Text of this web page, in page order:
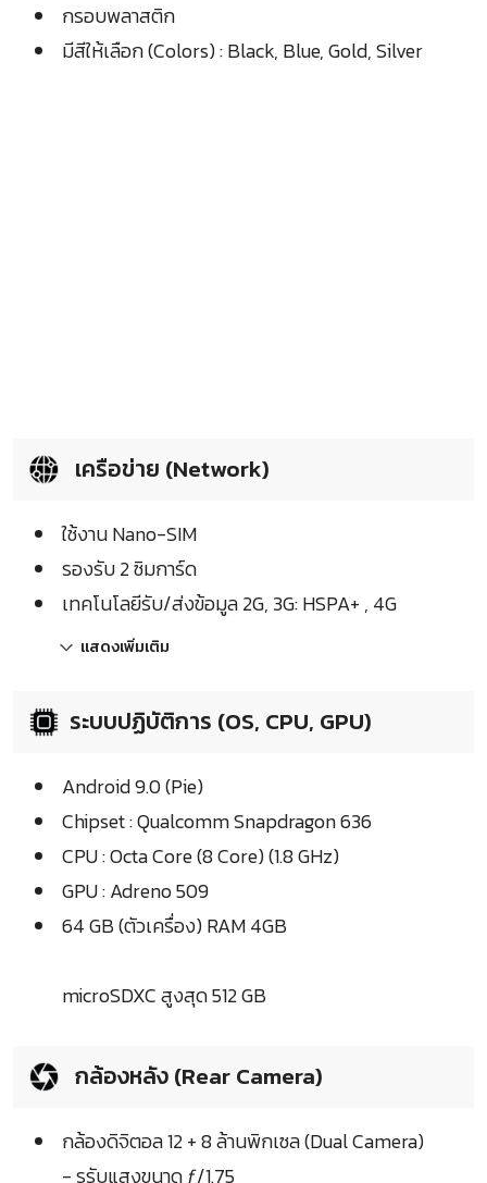
กรอบพลาสติก
มีสีให้เลือก (Colors) : Black, Blue, Gold, Silver
เครือข่าย (Network)
ใช้งาน Nano-SIM
รองรับ 2 ซิมการ์ด
เทคโนโลยีรับ/ส่งข้อมูล 2G, 3G: HSPA+ , 4G
แสดงเพิ่มเติม
ระบบปฏิบัติการ (OS, CPU, GPU)
Android 9.0 (Pie)
Chipset : Qualcomm Snapdragon 636
CPU : Octa Core (8 Core) (1.8 GHz)
GPU : Adreno 509
64 GB (ตัวเครื่อง) RAM 4GB
microSDXC สูงสุด 512 GB
กล้องหลัง (Rear Camera)
กล้องดิจิตอล 12 + 8 ล้านพิกเซล (Dual Camera)
- รูรับแสงขนาด ƒ/1.75